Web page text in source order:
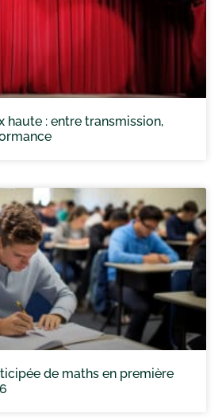
haute : entre transmission,
de maths en première